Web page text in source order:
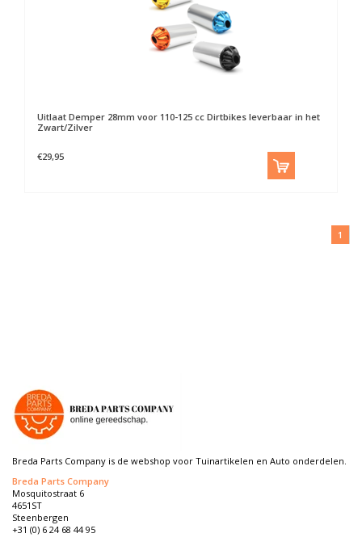
Uitlaat Demper 28mm voor 110-125 cc Dirtbikes leverbaar in het
Zwart/Zilver
€29,95
1
Breda Parts Company is de webshop voor Tuinartikelen en Auto onderdelen.
Breda Parts Company
Mosquitostraat 6
4651ST
Steenbergen
+31 (0) 6 24 68 44 95